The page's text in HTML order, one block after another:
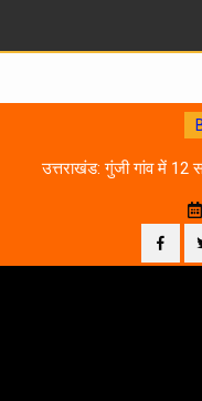
उत्तराखंड: गुंजी गांव में 12